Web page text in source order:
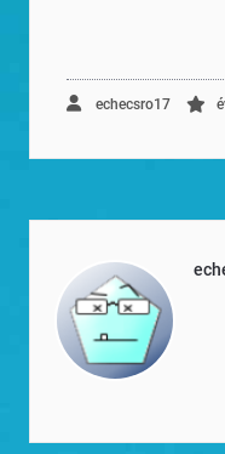
echecsro17